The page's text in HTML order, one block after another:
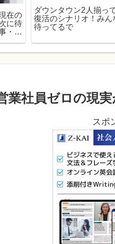
在の
に待
・民
ダウンタウン2人揃っ
復活のシナリオ！みん
待ってるで
業社員ゼロの現
スポ